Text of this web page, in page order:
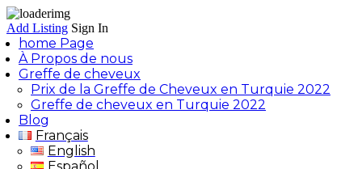
Add Listing Sign In
home Page
À Propos de nous
Greffe de cheveux
Prix de la Greffe de Cheveux en Turquie 2022
Greffe de cheveux en Turquie 2022
Blog
Français
English